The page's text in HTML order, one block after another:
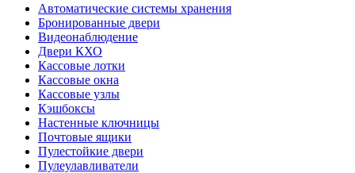
Автоматические системы хранения
Бронированные двери
Видеонаблюдение
Двери КХО
Кассовые лотки
Кассовые окна
Кассовые узлы
Кэшбоксы
Настенные ключницы
Почтовые ящики
Пулестойкие двери
Пулеулавливатели